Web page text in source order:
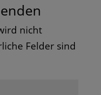
nicht
Felder sind